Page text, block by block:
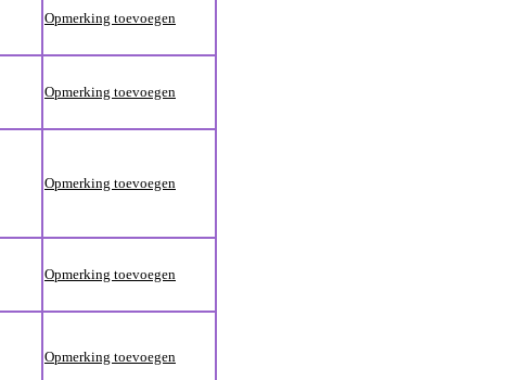
Opmerking toevoegen
Opmerking toevoegen
Opmerking toevoegen
Opmerking toevoegen
Opmerking toevoegen